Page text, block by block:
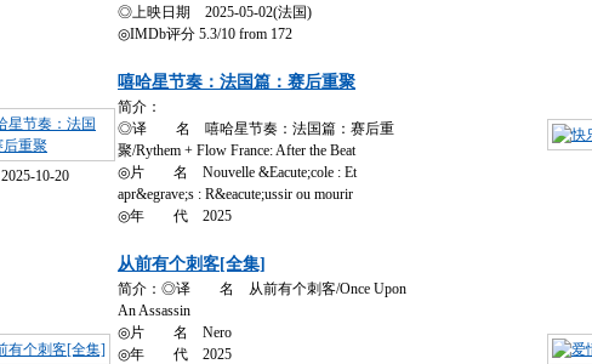
◎上映日期 2025-05-02(法国)
◎IMDb评分 5.3/10 from 172
2025-10-20
嘻哈星节奏：法国篇：赛后重聚
简介：
◎译 名 嘻哈星节奏：法国篇：赛后重
聚/Rythem + Flow France: After the Beat
◎片 名 Nouvelle &Eacute;cole : Et
apr&egrave;s : R&eacute;ussir ou mourir
◎年 代 2025
从前有个刺客[全集]
简介：◎译 名 从前有个刺客/Once Upon
An Assassin
◎片 名 Nero
◎年 代 2025